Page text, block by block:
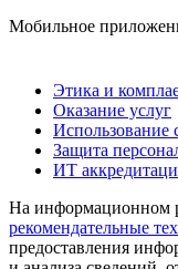
Мобильное
Этика и
Оказание услуг
Использование
Защита
ИТ
На информационном
рекомендательные
предоставления